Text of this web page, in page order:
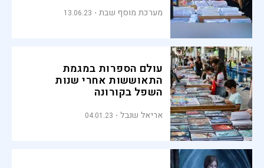
מערכת מוסף שבת 13.06.23
עולם הספרות במגמת
התאוששות אחרי שנות
השפל בקורונה
אריאל שנבל 04.01.23